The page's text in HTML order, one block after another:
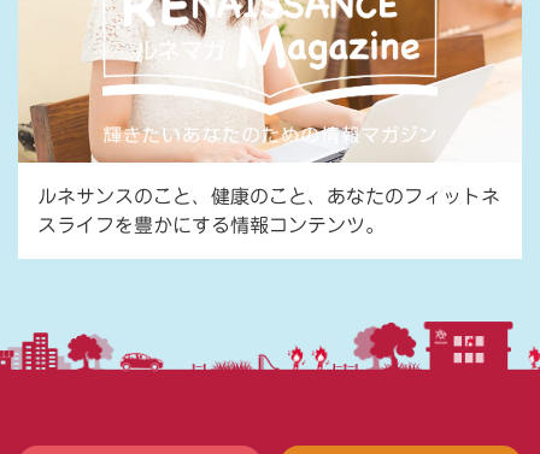
ルネサンスのこと、健康のこと、あなたのフィットネ
スライフを豊かにする情報コンテンツ。